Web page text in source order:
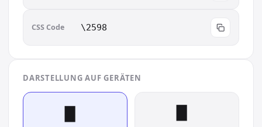
CSS Code \2598
DARSTELLUNG AUF GERÄTEN
▘︎